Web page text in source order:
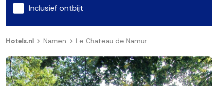
Inclusief ontbijt
Hotels.nl Namen Le Chateau de Namur